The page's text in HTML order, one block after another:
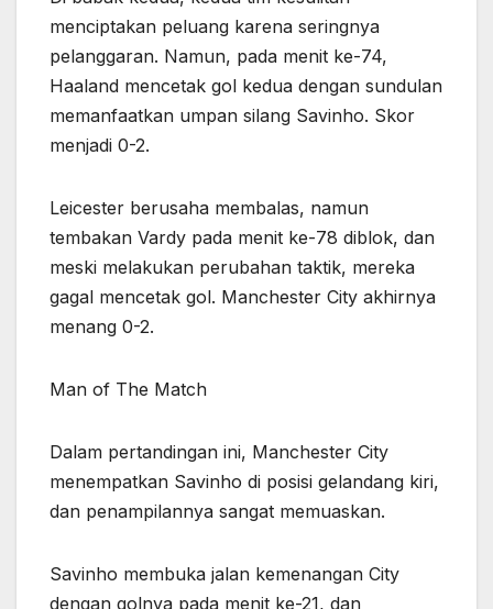
menciptakan peluang karena seringnya
pelanggaran. Namun, pada menit ke-74,
Haaland mencetak gol kedua dengan sundulan
memanfaatkan umpan silang Savinho. Skor
menjadi 0-2.
Leicester berusaha membalas, namun
tembakan Vardy pada menit ke-78 diblok, dan
meski melakukan perubahan taktik, mereka
gagal mencetak gol. Manchester City akhirnya
menang 0-2.
Man of The Match
Dalam pertandingan ini, Manchester City
menempatkan Savinho di posisi gelandang kiri,
dan penampilannya sangat memuaskan.
Savinho membuka jalan kemenangan City
dengan golnya pada menit ke-21, dan